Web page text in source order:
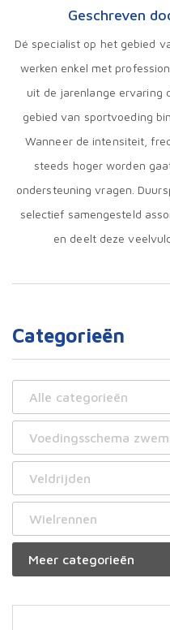
Categorieën
Alle categorieën
Voedingsschema
Veldrijden
Wielrennen
Geschreven
Dé specialist op het gebied
werken enkel met
uit de jarenlange ervaring
gebied van sportvoeding
Wanneer de intensiteit,
steeds hoger worden
ondersteuning vragen.
selectief samengesteld
en deelt deze